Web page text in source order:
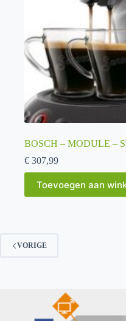
BOSCH – MODULE –
€ 307,99
Toevoegen aan
VORIGE